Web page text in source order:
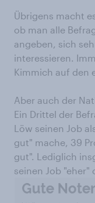
Übrigens macht
ob man alle
angeben, sich
interessieren.
Kimmich auf den
Aber auch der
Ein Drittel der
Löw seinen Job
gut" mache, 39
gut". Lediglich
seinen Job